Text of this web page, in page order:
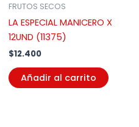
FRUTOS SECOS
LA ESPECIAL MANICERO X
12UND (11375)
$12.400
Añadir al carrito